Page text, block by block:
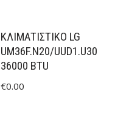
ΚΛΙΜΑΤΙΣΤΙΚΟ LG
UM36F.N20/UUD1.U30
36000 BTU
€0.00